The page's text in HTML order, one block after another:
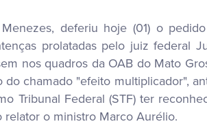
deferiu hoje (01) o
prolatadas pelo juiz federal
nos quadros da OAB do Mato
chamado "efeito multiplicador",
Tribunal Federal (STF) ter
o ministro Marco Aurélio.